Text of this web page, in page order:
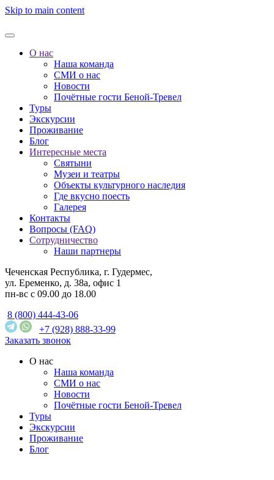
Skip to main content
О нас
Наша команда
СМИ о нас
Новости
Почётные гости Беной-Тревел
Туры
Экскурсии
Проживание
Блог
Интересные места
Святыни
Музеи и театры
Объекты культурного наследия
Где вкусно поесть
Галерея
Контакты
Вопросы (FAQ)
Сотрудничество
Наши партнеры
Чеченская Республика, г. Гудермес,
ул. Еременко, д. 38а, офис 1
пн-вс с 09.00 до 18.00
8 (800) 444-43-06
+7 (928) 888-33-99
Заказать звонок
О нас
Наша команда
СМИ о нас
Новости
Почётные гости Беной-Тревел
Туры
Экскурсии
Проживание
Блог